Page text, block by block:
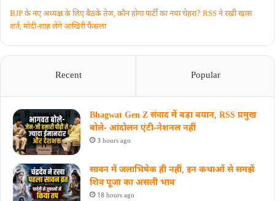
BJP के नए अध्यक्ष के लिए बैठकें तेज, कौन होगा पार्टी का नया चेहरा? RSS ने रखी खास
शर्त, मोदी-शाह लेंगे आखिरी फैसला
Recent Popular
Bhagwat Gen Z संवाद में बड़ा बयान, RSS प्रमुख
बोले- आंदोलन एंटी-नेशनल नहीं
3 hours ago
सावन में जलाभिषेक ही नहीं, इन कथाओं से समझें
शिव पूजा का असली भाव
18 hours ago